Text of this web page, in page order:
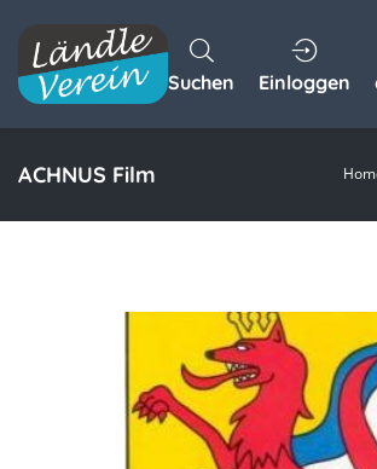
Suchen Einloggen
ACHNUS Film